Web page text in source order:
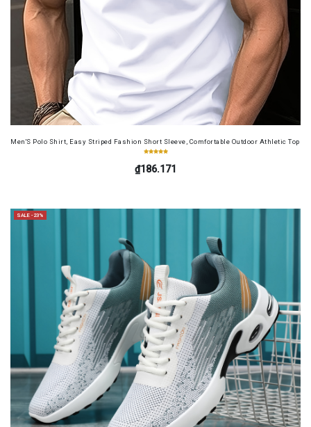
Men'S Polo Shirt, Easy Striped Fashion Short Sleeve, Comfortable Outdoor Athletic Top
₫186.171
SALE -23%